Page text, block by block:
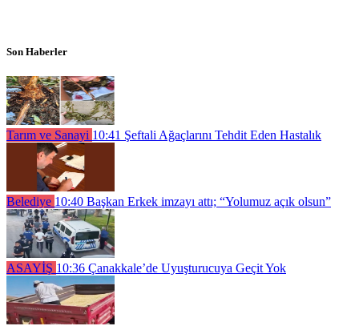
Son Haberler
Tarım ve Sanayi 10:41 Şeftali Ağaçlarını Tehdit Eden Hastalık
Belediye 10:40 Başkan Erkek imzayı attı; “Yolumuz açık olsun”
ASAYİŞ 10:36 Çanakkale’de Uyuşturucuya Geçit Yok